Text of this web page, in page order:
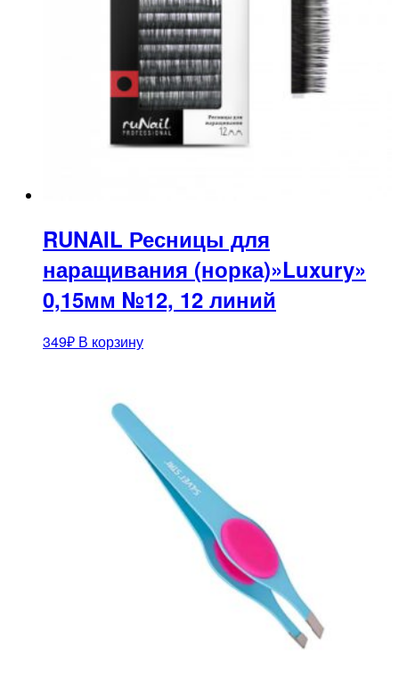
RUNAIL Ресницы для
наращивания (норка)»Luxury»
0,15мм №12, 12 линий
349₽ В корзину